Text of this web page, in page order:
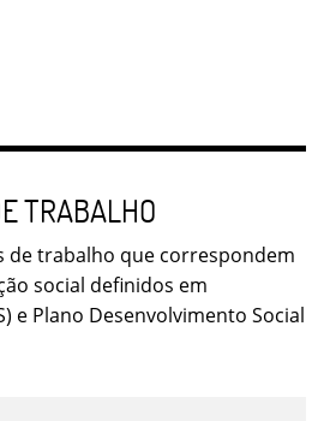
TRABALHO
de trabalho que correspondem
social definidos em
e Plano Desenvolvimento Social